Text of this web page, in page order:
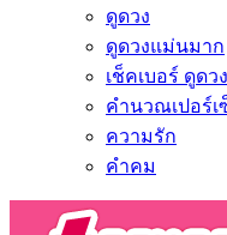
ดูดวง
ดูดวงแม่นมาก
เช็คเบอร์ ดูดว
คำนวณเปอร์เ
ความรัก
คำคม